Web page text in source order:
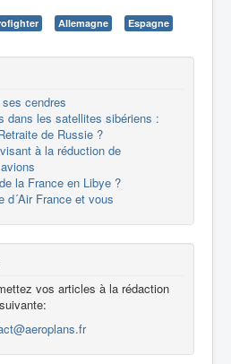
Allemagne
Espagne
cendres
dans les satellites sibériens :
de Russie ?
à la réduction de
la France en Libye ?
d´Air France et vous
vos articles à la rédaction